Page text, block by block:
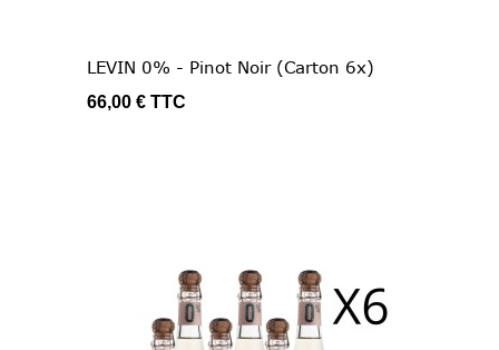
LEVIN 0% - Pinot Noir (Carton 6x)
66,00 € TTC